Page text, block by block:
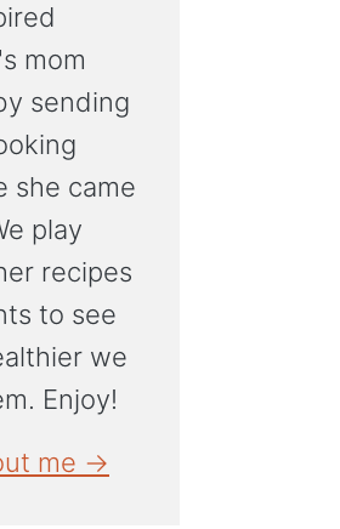
mom
sending
she came
play
recipes
to see
we
Enjoy!
me →